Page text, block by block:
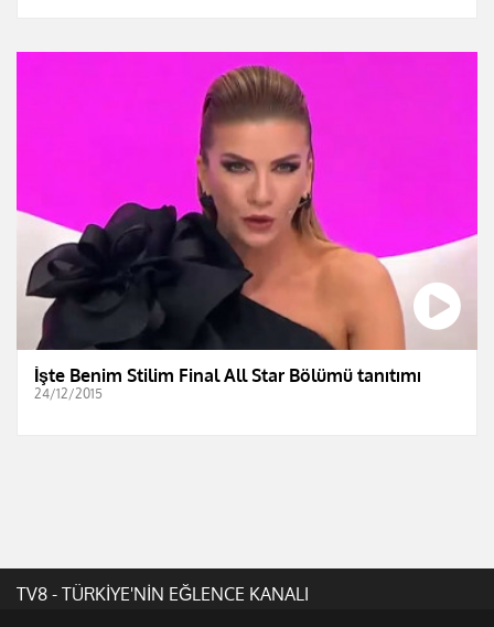
İşte Benim Stilim Final All Star Bölümü tanıtımı
24/12/2015
TV8 - TÜRKİYE'NİN EĞLENCE KANALI